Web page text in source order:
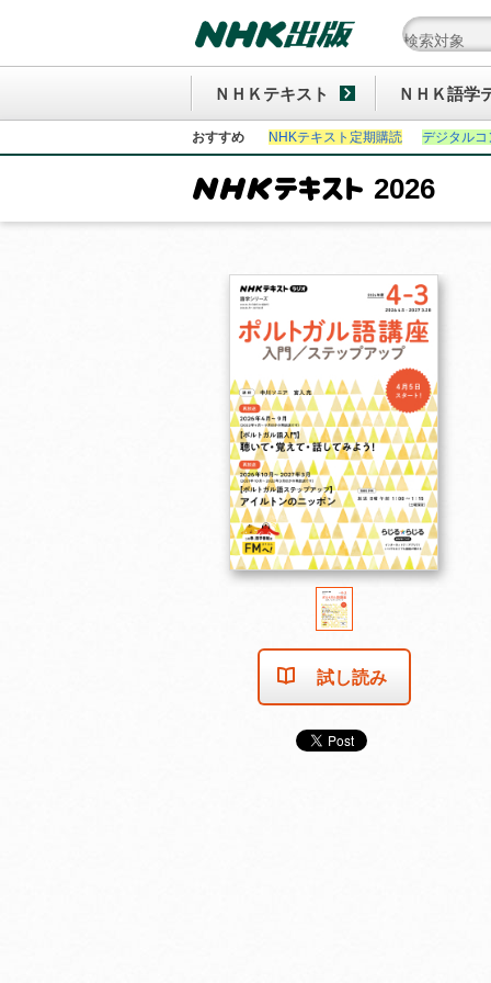
ＮＨＫテキスト ＮＨＫ語学
おすすめ NHKテキスト定期購読 デジタル
2026
試し読み